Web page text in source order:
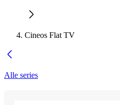
Cineos Flat TV
Alle series